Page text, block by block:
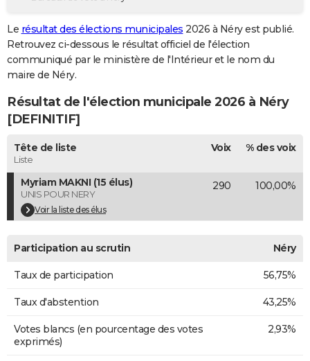
GUIDES D'ACHAT
BONS PLANS
CARTE DE VOEUX
Carte de Noël
Carte Bonne année
Carte Saint-Valentin
Carte Pâques
Carte d'anniversaire
DICTIONNAIRE
Dictionnaire
Biographies
Citations
Expressions
Proverbes
PROGRAMME TV
COPAINS D'AVANT
S'inscrire
Se connecter
Lycées
Collèges
Primaires
Universités
Entreprises
Service militaire
Avis de recherche
AVIS DE DÉCÈS
FORUM
Le résultat des élections municipales 2026 à Néry est publié.
Retrouvez ci-dessous le résultat officiel de l'élection
communiqué par le ministère de l'Intérieur et le nom du
maire de Néry.
Résultat de l'élection municipale 2026 à Néry
[DEFINITIF]
Tête de liste
Liste
Voix % des voix
Myriam MAKNI (15 élus)
UNIS POUR NERY
Voir la liste des élus
290 100,00%
Participation au scrutin Néry
Taux de participation 56,75%
Taux d'abstention 43,25%
Votes blancs (en pourcentage des votes
exprimés)
2,93%